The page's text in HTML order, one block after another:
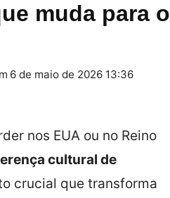
muda para o
6 de maio de 2026 13:36
nos EUA ou no Reino
cultural de
crucial que transforma